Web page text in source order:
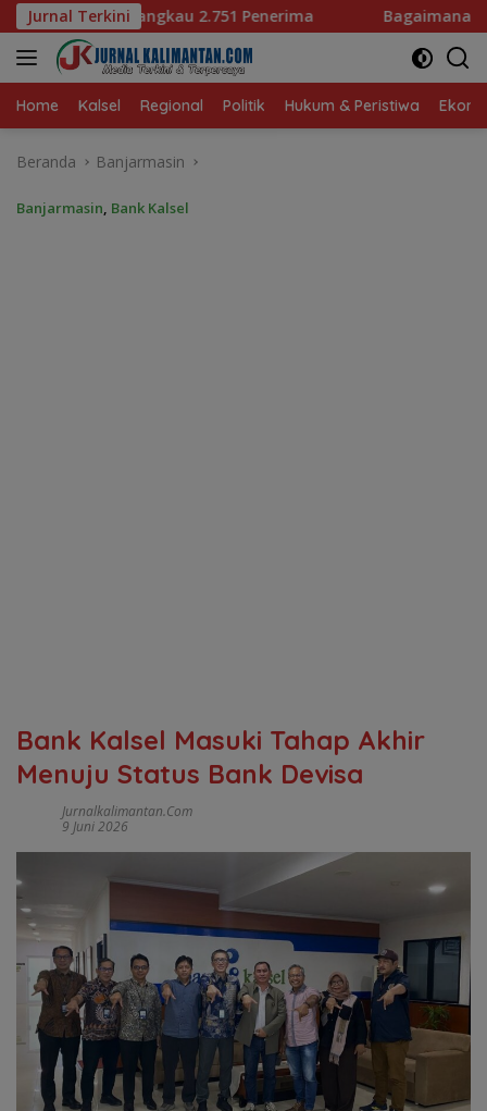
Langsung
ke
konten
Jurnal Terkini
Penerima Bagaimana KIP Hadapi Deepfake dan
Home Kalsel Regional Politik Hukum & Peristiwa
Beranda Banjarmasin
Banjarmasin, Bank Kalsel
Bank Kalsel Masuki Tahap Akhir
Menuju Status Bank Devisa
Jurnalkalimantan.com
9 Juni 2026